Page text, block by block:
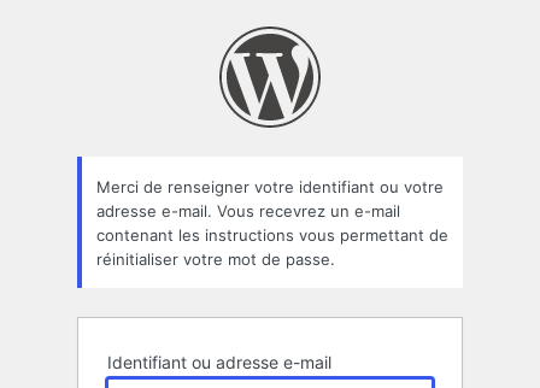
oublié
Merci de renseigner votre identifiant ou votre
adresse e-mail. Vous recevrez un e-mail
contenant les instructions vous permettant de
réinitialiser votre mot de passe.
Identifiant ou adresse e-mail